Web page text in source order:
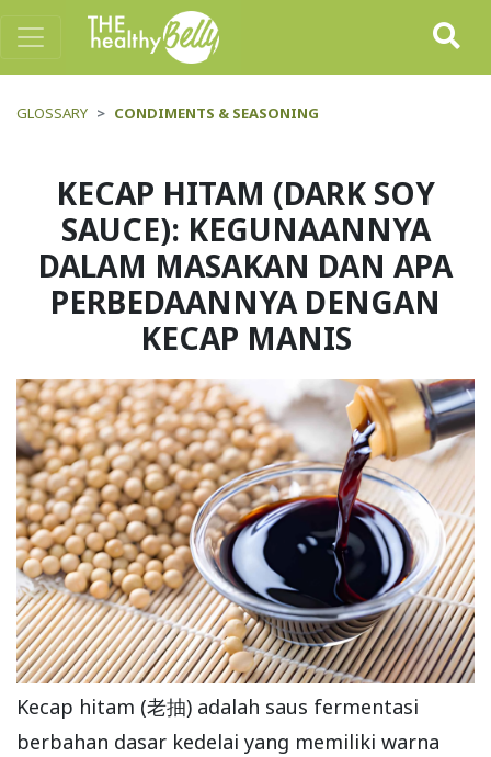
GLOSSARY CONDIMENTS & SEASONING
KECAP HITAM (DARK SOY
SAUCE): KEGUNAANNYA
DALAM MASAKAN DAN APA
PERBEDAANNYA DENGAN
KECAP MANIS
Kecap hitam (老抽) adalah saus fermentasi
berbahan dasar kedelai yang memiliki warna